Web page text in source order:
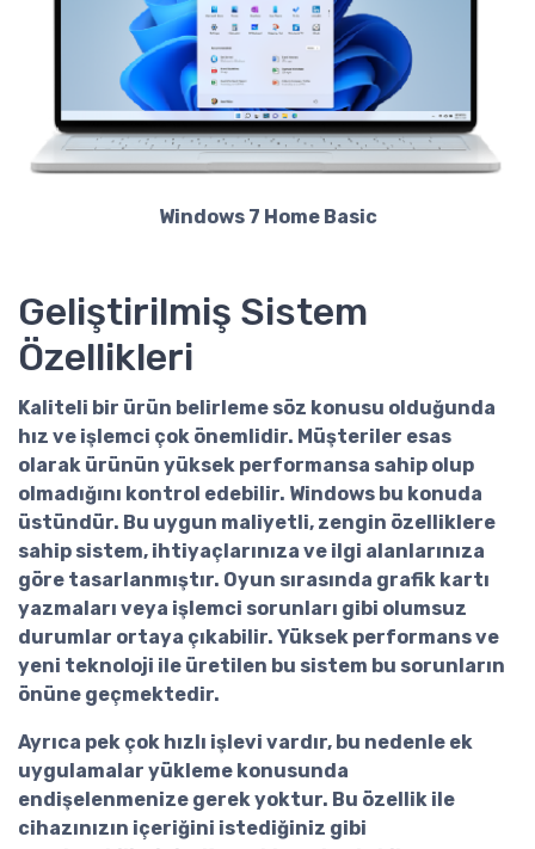
Windows 7 Home Basic
Geliştirilmiş Sistem
Özellikleri
Kaliteli bir ürün belirleme söz konusu olduğunda
hız ve işlemci çok önemlidir. Müşteriler esas
olarak ürünün yüksek performansa sahip olup
olmadığını kontrol edebilir. Windows bu konuda
üstündür. Bu uygun maliyetli, zengin özelliklere
sahip sistem, ihtiyaçlarınıza ve ilgi alanlarınıza
göre tasarlanmıştır. Oyun sırasında grafik kartı
yazmaları veya işlemci sorunları gibi olumsuz
durumlar ortaya çıkabilir. Yüksek performans ve
yeni teknoloji ile üretilen bu sistem bu sorunların
önüne geçmektedir.
Ayrıca pek çok hızlı işlevi vardır, bu nedenle ek
uygulamalar yükleme konusunda
endişelenmenize gerek yoktur. Bu özellik ile
cihazınızın içeriğini istediğiniz gibi